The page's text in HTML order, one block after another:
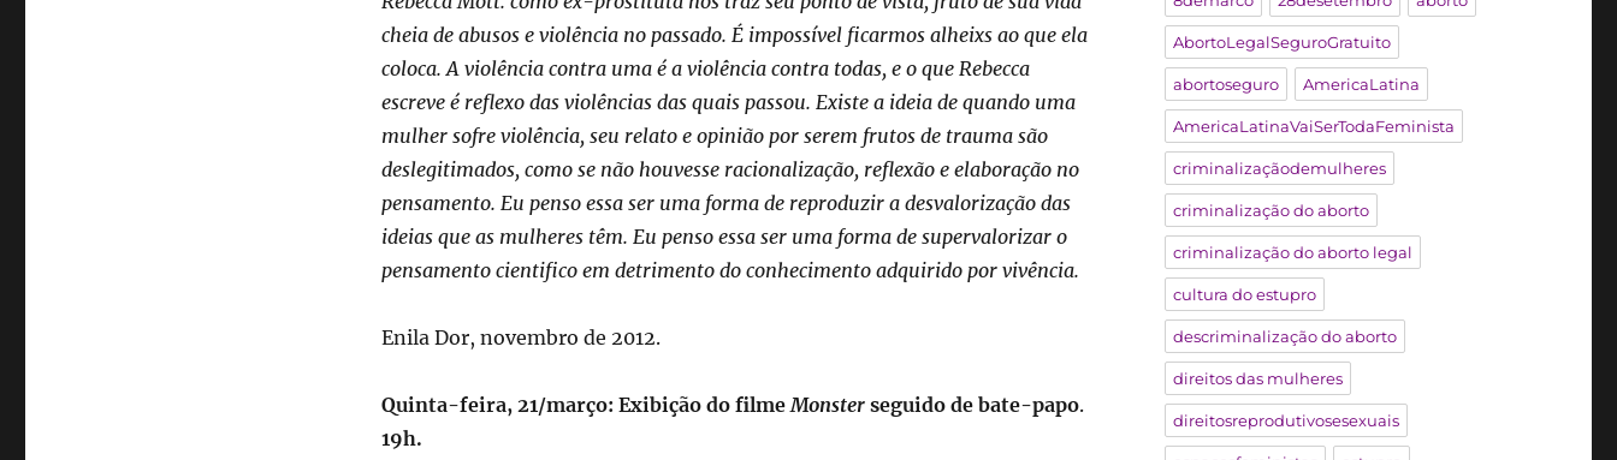
cheia de abusos e violência no passado. É impossível ficarmos alheixs ao que ela
coloca. A violência contra uma é a violência contra todas, e o que Rebecca
escreve é reflexo das violências das quais passou. Existe a ideia de quando uma
mulher sofre violência, seu relato e opinião por serem frutos de trauma são
deslegitimados, como se não houvesse racionalização, reflexão e elaboração no
pensamento. Eu penso essa ser uma forma de reproduzir a desvalorização das
ideias que as mulheres têm. Eu penso essa ser uma forma de supervalorizar o
pensamento cientifico em detrimento do conhecimento adquirido por vivência.
Enila Dor, novembro de 2012.
Quinta-feira, 21/março: Exibição do filme Monsterseguido de bate-papo.
19h.
AbortoLegalSeguroGratuito
abortoseguro AmericaLatina
AmericaLatinaVaiSerTodaFeminista
criminalizaçãodemulheres
criminalização do aborto
criminalização do aborto legal
cultura do estupro
descriminalização do aborto
direitos das mulheres
direitosreprodutivosesexuais